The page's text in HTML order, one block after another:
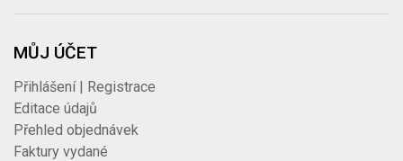
MŮJ ÚČET
Přihlášení | Registrace
Editace údajů
Přehled objednávek
Faktury vydané